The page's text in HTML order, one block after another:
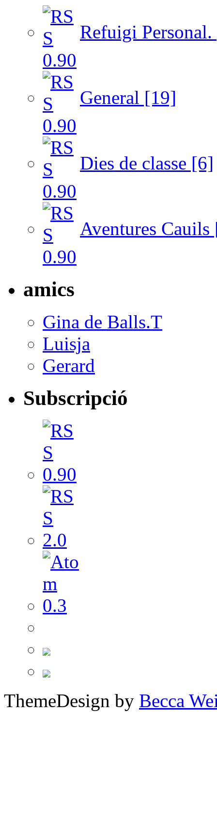
Refuigi
General [19]
Dies de classe [6]
Aventures Cauils
amics
Gina de Balls.T
Luisja
Gerard
Subscripció
ThemeDesign by Becca